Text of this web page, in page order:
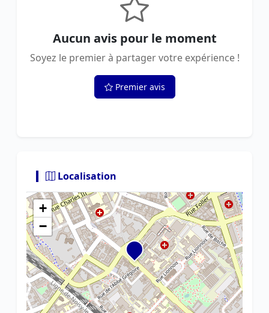
Aucun avis pour le moment
Soyez le premier à partager votre expérience !
Premier avis
Localisation
+
−